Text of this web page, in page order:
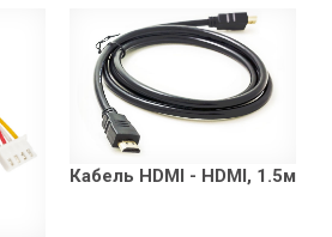
Кабель HDMI - HDMI, 1.5м